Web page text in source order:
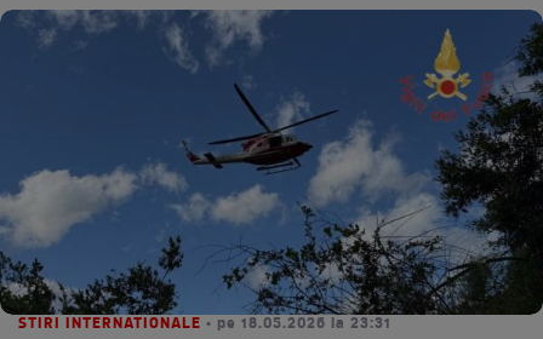
STIRI INTERNATIONALE • pe 18.05.2026 la 23:31